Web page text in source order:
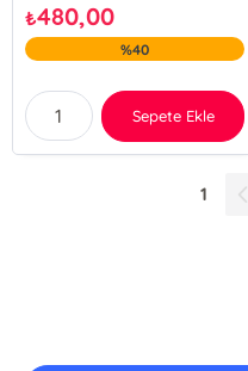
₺480,00
%40
Sepete Ekle
1